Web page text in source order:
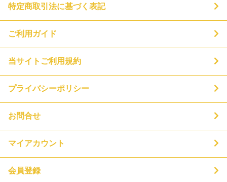
特定商取引法に基づく表記
ご利用ガイド
当サイトご利用規約
プライバシーポリシー
お問合せ
マイアカウント
会員登録